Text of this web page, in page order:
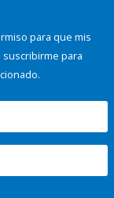
para que mis
para